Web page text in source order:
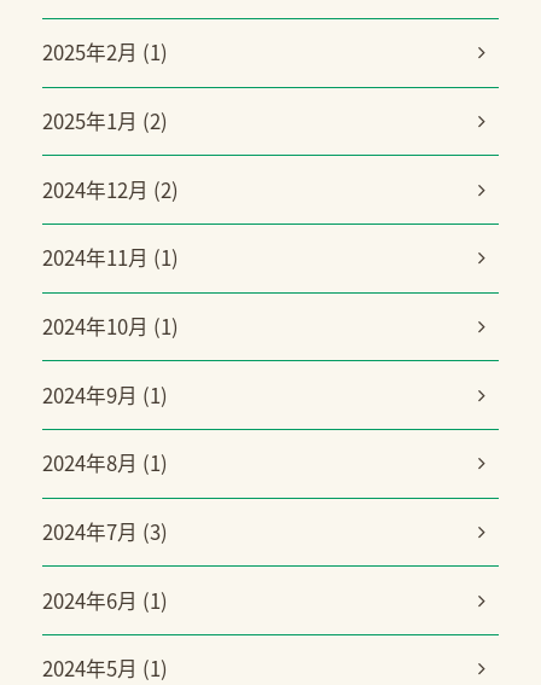
2025年2月 (1)
2025年1月 (2)
2024年12月 (2)
2024年11月 (1)
2024年10月 (1)
2024年9月 (1)
2024年8月 (1)
2024年7月 (3)
2024年6月 (1)
2024年5月 (1)